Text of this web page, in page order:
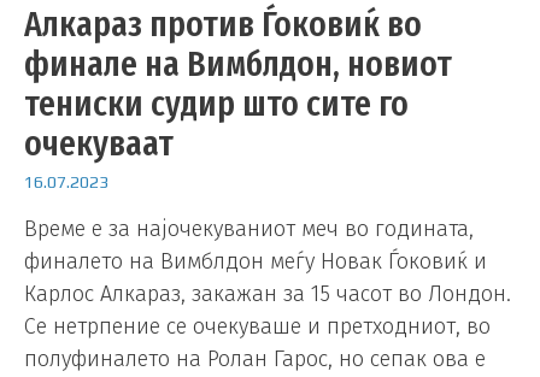
Алкараз против Ѓоковиќ во
финале на Вимблдон, новиот
тениски судир што сите го
очекуваат
16.07.2023
Време е за најочекуваниот меч во годината,
финалето на Вимблдон меѓу Новак Ѓоковиќ и
Карлос Алкараз, закажан за 15 часот во Лондон.
Се нетрпение се очекуваше и претходниот, во
полуфиналето на Ролан Гарос, но сепак ова е